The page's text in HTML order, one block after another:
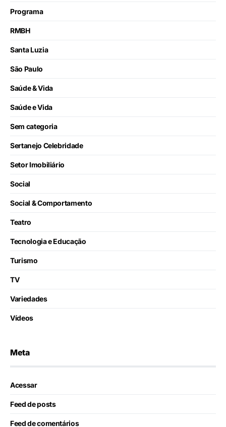
Programa
RMBH
Santa Luzia
São Paulo
Saúde & Vida
Saúde e Vida
Sem categoria
Sertanejo Celebridade
Setor Imobiliário
Social
Social & Comportamento
Teatro
Tecnologia e Educação
Turismo
TV
Variedades
Vídeos
Meta
Acessar
Feed de posts
Feed de comentários